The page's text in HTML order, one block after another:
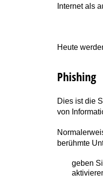
Internet als
Heute
Phishing
Dies ist die
von
berühmte
geben